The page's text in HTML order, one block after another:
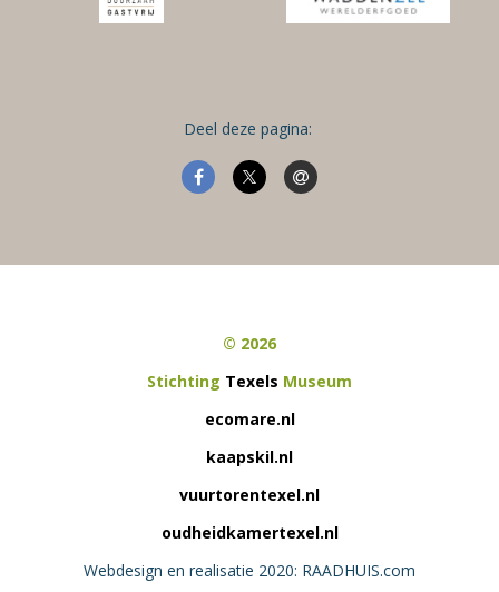
Deel deze pagina:
© 2026
Stichting Texels Museum
ecomare.nl
kaapskil.nl
vuurtorentexel.nl
oudheidkamertexel.nl
Webdesign en realisatie 2020: RAADHUIS.com